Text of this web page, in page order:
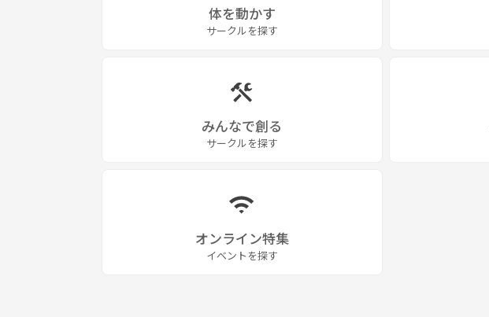
体を動かす
サークルを探す
みんなで創る
サークルを探す
オンライン特集
イベントを探す